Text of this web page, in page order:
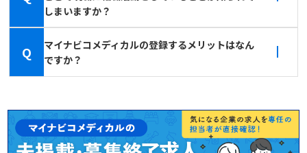
しまいますか？
Q
マイナビコメディカルの登録するメリットはなん
ですか？